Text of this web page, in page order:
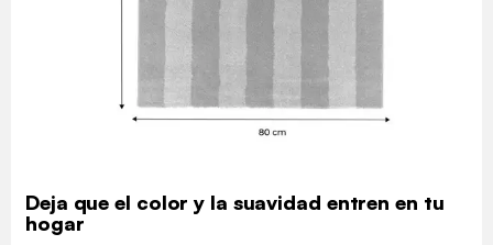
Deja que el color y la suavidad entren en tu
hogar